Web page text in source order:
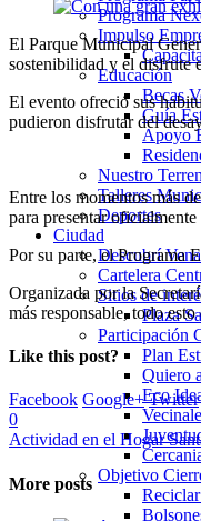
Programa
Impulso
Educación
Becas
Guía
Apoyo
Nuestro
Talleres
Deportes
Ciudad
Descubrí
Cartelera
Sitios de
Plaza
Participación
Plan
Quiero
Eco
Objetivo
El Parque Municipal
sostenibilidad y el disfrute
El evento ofreció sus
pudieron disfrutar del
Entre los momentos más
para presentar
Por su parte, el Programa
Organizada por la
más responsable, todo
Like this post?
Facebook Google+ Twitter
0
Actividad en el Hogar
More posts